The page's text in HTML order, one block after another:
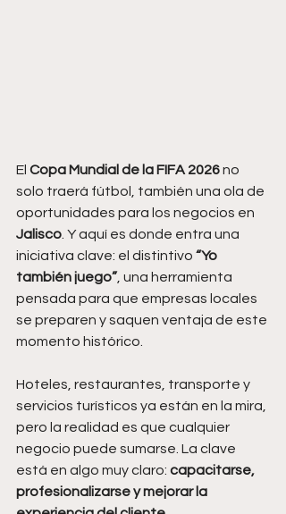
El Copa Mundial de la FIFA 2026 no
solo traerá fútbol, también una ola de
oportunidades para los negocios en
Jalisco. Y aquí es donde entra una
iniciativa clave: el distintivo “Yo
también juego”, una herramienta
pensada para que empresas locales
se preparen y saquen ventaja de este
momento histórico.
Hoteles, restaurantes, transporte y
servicios turísticos ya están en la mira,
pero la realidad es que cualquier
negocio puede sumarse. La clave
está en algo muy claro: capacitarse,
profesionalizarse y mejorar la